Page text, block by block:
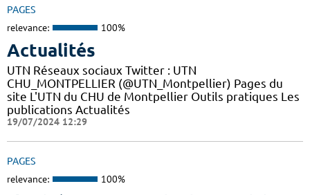
PAGES
relevance: 100%
Actualités
UTN Réseaux sociaux Twitter : UTN
CHU_MONTPELLIER (@UTN_Montpellier) Pages du
site L'UTN du CHU de Montpellier Outils pratiques Les
publications Actualités
19/07/2024 12:29
PAGES
relevance: 100%